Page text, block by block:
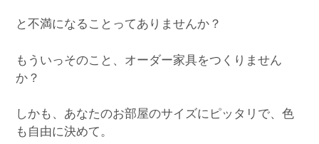
と不満になることってありませんか？
もういっそのこと、オーダー家具をつくりません
か？
しかも、あなたのお部屋のサイズにピッタリで、色
も自由に決めて。